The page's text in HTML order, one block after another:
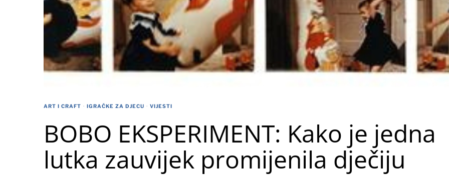
ART I CRAFT · IGRAČKE ZA DJECU · VIJESTI
BOBO EKSPERIMENT: Kako je jedna
lutka zauvijek promijenila dječiju